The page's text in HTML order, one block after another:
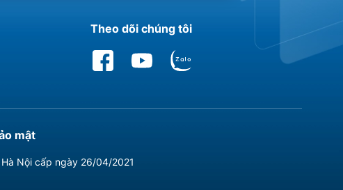
Theo dõi chúng tôi
mật
Nội cấp ngày 26/04/2021